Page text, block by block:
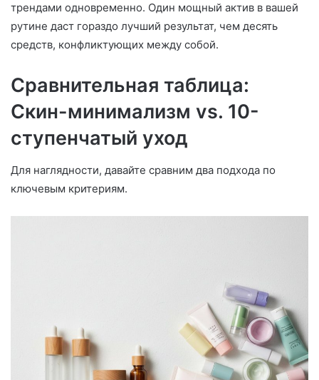
трендами одновременно. Один мощный актив в вашей
рутине даст гораздо лучший результат, чем десять
средств, конфликтующих между собой.
Сравнительная таблица:
Скин-минимализм vs. 10-
ступенчатый уход
Для наглядности, давайте сравним два подхода по
ключевым критериям.